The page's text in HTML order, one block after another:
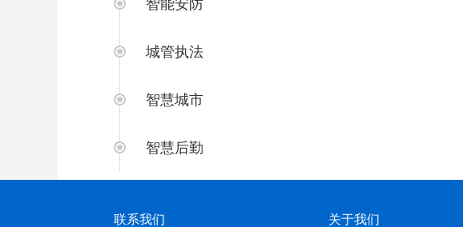
智能安防
城管执法
智慧城市
智慧后勤
联系我们 关于我们